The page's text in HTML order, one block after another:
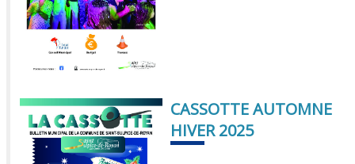
CASSOTTE AUTOMNE
HIVER 2025